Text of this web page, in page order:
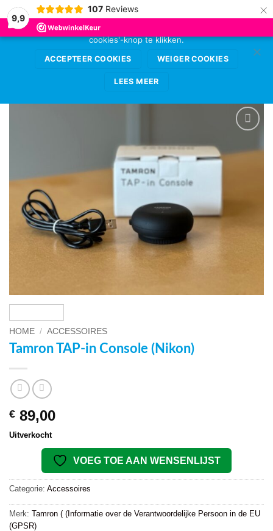
9,9
107 Reviews ×
0
VOEG TOE
AAN
HOME / ACCESSOIRES
Tamron TAP-in Console (Nikon)
€ 89,00
Uitverkocht
VOEG TOE AAN WENSENLIJST
Categorie: Accessoires
Merk: Tamron ( (Informatie over de Verantwoordelijke Persoon in de EU
(GPSR)
Deze website gebruikt cookies voor de beste
gebruikerservaring. Sta deze toe door op de 'accepteer
cookies'-knop te klikken.
ACCEPTEER COOKIES WEIGER COOKIES
LEES MEER